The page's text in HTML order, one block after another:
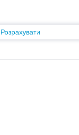
Розрахувати